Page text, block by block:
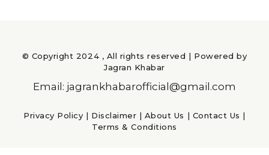
© Copyright 2024 , All rights reserved | Powered by
Jagran Khabar
Email: jagrankhabarofficial@gmail.com
Privacy Policy | Disclaimer | About Us | Contact Us |
Terms & Conditions